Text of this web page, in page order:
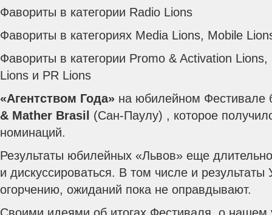
Фавориты в категории Radio Lions
Фавориты в категориях Media Lions, Mobile
Фавориты в категории Promo & Activation
Lions и PR Lions
«Агентством Года» на юбилейном
& Mather Brasil (Сан-Паулу) , которое
номинаций.
Результаты юбилейных «Львов» еще
и дискуссироваться. В том числе и
огорчению, ожиданий пока не оправдывают.